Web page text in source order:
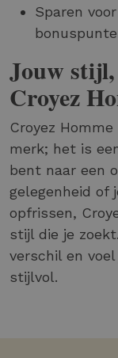
Sparen
Jouw
Croyez
Croyez
merk; het is
bent naar een
gelegenheid of
opfrissen,
stijl die je
verschil en
stijlvol.